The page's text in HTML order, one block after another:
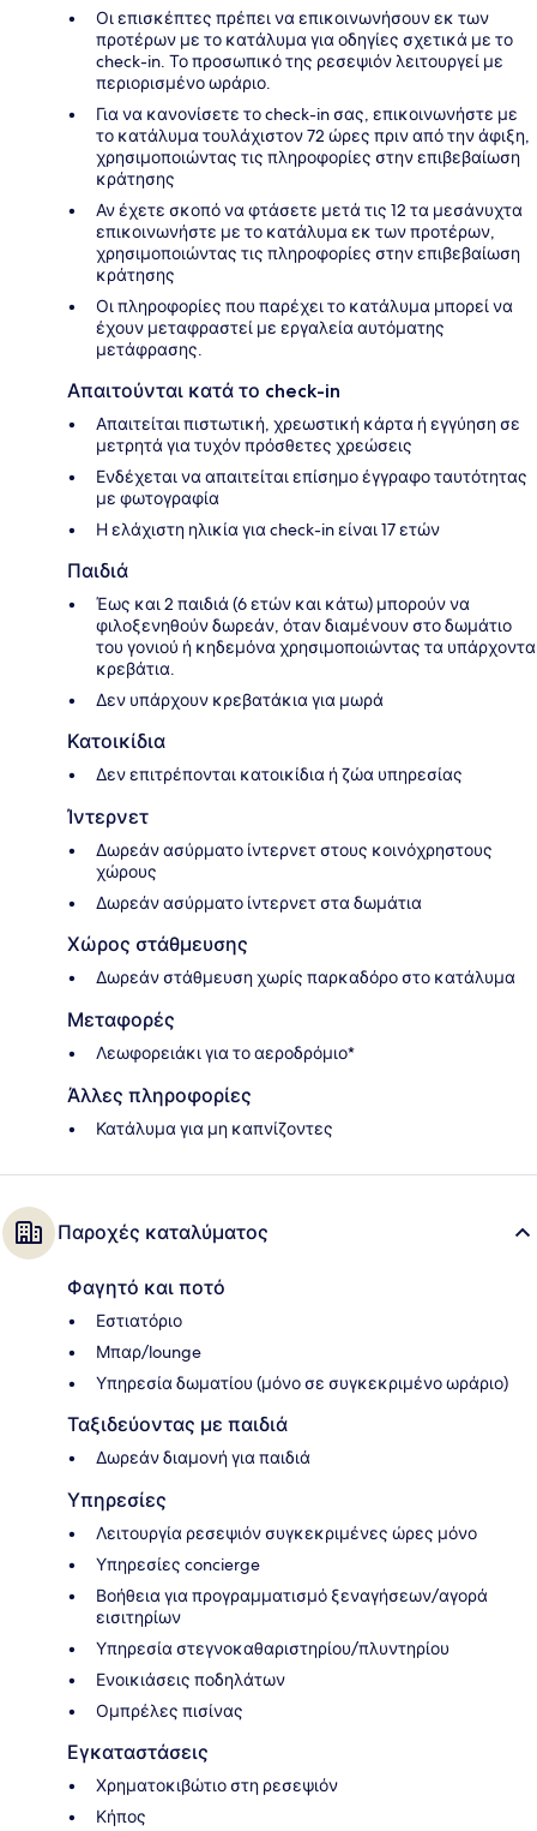
Οι επισκέπτες πρέπει να επικοινωνήσουν εκ των
προτέρων με το κατάλυμα για οδηγίες σχετικά με το
check-in. Το προσωπικό της ρεσεψιόν λειτουργεί με
περιορισμένο ωράριο.
Για να κανονίσετε το check-in σας, επικοινωνήστε με
το κατάλυμα τουλάχιστον 72 ώρες πριν από την άφιξη,
χρησιμοποιώντας τις πληροφορίες στην επιβεβαίωση
κράτησης
Αν έχετε σκοπό να φτάσετε μετά τις 12 τα μεσάνυχτα
επικοινωνήστε με το κατάλυμα εκ των προτέρων,
χρησιμοποιώντας τις πληροφορίες στην επιβεβαίωση
κράτησης
Οι πληροφορίες που παρέχει το κατάλυμα μπορεί να
έχουν μεταφραστεί με εργαλεία αυτόματης
μετάφρασης.
Απαιτούνται κατά το check-in
Απαιτείται πιστωτική, χρεωστική κάρτα ή εγγύηση σε
μετρητά για τυχόν πρόσθετες χρεώσεις
Ενδέχεται να απαιτείται επίσημο έγγραφο ταυτότητας
με φωτογραφία
Η ελάχιστη ηλικία για check-in είναι 17 ετών
Παιδιά
Έως και 2 παιδιά (6 ετών και κάτω) μπορούν να
φιλοξενηθούν δωρεάν, όταν διαμένουν στο δωμάτιο
του γονιού ή κηδεμόνα χρησιμοποιώντας τα υπάρχοντα
κρεβάτια.
Δεν υπάρχουν κρεβατάκια για μωρά
Κατοικίδια
Δεν επιτρέπονται κατοικίδια ή ζώα υπηρεσίας
Ίντερνετ
Δωρεάν ασύρματο ίντερνετ στους κοινόχρηστους
χώρους
Δωρεάν ασύρματο ίντερνετ στα δωμάτια
Χώρος στάθμευσης
Δωρεάν στάθμευση χωρίς παρκαδόρο στο κατάλυμα
Μεταφορές
Λεωφορειάκι για το αεροδρόμιο*
Άλλες πληροφορίες
Κατάλυμα για μη καπνίζοντες
Παροχές καταλύματος
Φαγητό και ποτό
Εστιατόριο
Μπαρ/lounge
Υπηρεσία δωματίου (μόνο σε συγκεκριμένο ωράριο)
Ταξιδεύοντας με παιδιά
Δωρεάν διαμονή για παιδιά
Υπηρεσίες
Λειτουργία ρεσεψιόν συγκεκριμένες ώρες μόνο
Υπηρεσίες concierge
Βοήθεια για προγραμματισμό ξεναγήσεων/αγορά
εισιτηρίων
Υπηρεσία στεγνοκαθαριστηρίου/πλυντηρίου
Ενοικιάσεις ποδηλάτων
Ομπρέλες πισίνας
Εγκαταστάσεις
Χρηματοκιβώτιο στη ρεσεψιόν
Κήπος